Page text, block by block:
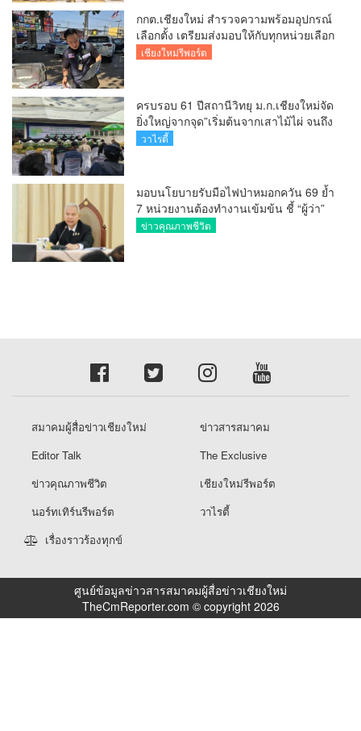
กกต.เชียงใหม่ สำรวจความพร้อมอุปกรณ์
เลือกตั้ง เตรียมส่งมอบให้กับทุกหน่วยเลือก
ตั้งในวันพรุ่งนี้
เชียงใหม่รีพอร์ต
ครบรอบ 61 ปีสถานีวิทยุ ม.ก.เชียงใหม่จัด
ยิ่งใหญ่จากจุด”เริ่มต้นจากเสาไม้ไผ่ จนถึง
วันที่มี KURplus ในวันนี้”
วาไรตี้
มอบนโยบายรับมือไฟป่าหมอกควัน 69 ย้ำ
7 หน่วยงานต้องทำงานเข้มข้น ชี้ “ผู้ว่า”
คีย์แมนสำคัญทำปัญหาลด
ข่าวคุณภาพชีวิต
สมาคมผู้สื่อข่าวเชียงใหม่
ข่าวสารสมาคม
Editor Talk
The Exclusive
ข่าวคุณภาพชีวิต
เชียงใหม่รีพอร์ต
นอร์ทเทิร์นรีพอร์ต
วาไรตี้
เรื่องราวร้องทุกข์
ศูนย์ข้อมูลข่าวสารสมาคมผู้สื่อข่าวเชียงใหม่
TheCmReporter.com © copyright 2026